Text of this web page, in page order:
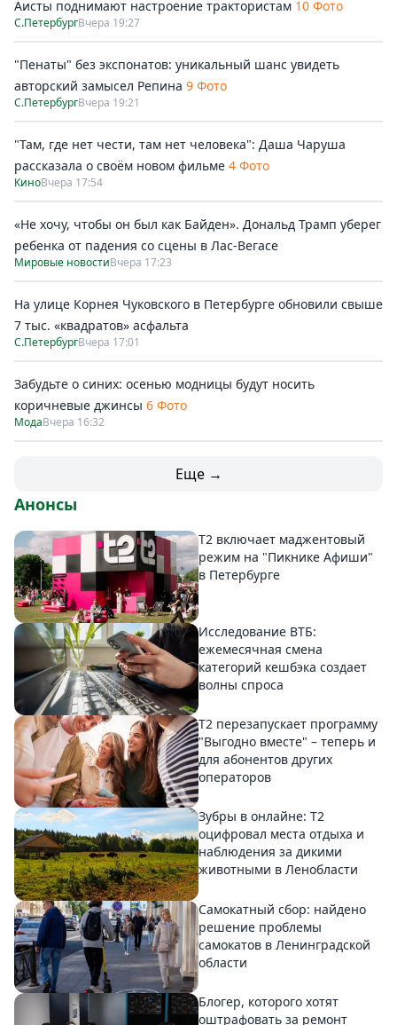
Аисты поднимают настроение трактористам 10 Фото
С.ПетербургВчера 19:27
"Пенаты" без экспонатов: уникальный шанс увидеть
авторский замысел Репина 9 Фото
С.ПетербургВчера 19:21
"Там, где нет чести, там нет человека": Даша Чаруша
рассказала о своём новом фильме 4 Фото
КиноВчера 17:54
«Не хочу, чтобы он был как Байден». Дональд Трамп уберег
ребенка от падения со сцены в Лас-Вегасе
Мировые новостиВчера 17:23
На улице Корнея Чуковского в Петербурге обновили свыше
7 тыс. «квадратов» асфальта
С.ПетербургВчера 17:01
Забудьте о синих: осенью модницы будут носить
коричневые джинсы 6 Фото
МодаВчера 16:32
Еще →
Анонсы
Т2 включает маджентовый
режим на "Пикнике Афиши"
в Петербурге
Исследование ВТБ:
ежемесячная смена
категорий кешбэка создает
волны спроса
Т2 перезапускает программу
"Выгодно вместе" – теперь и
для абонентов других
операторов
Зубры в онлайне: Т2
оцифровал места отдыха и
наблюдения за дикими
животными в Ленобласти
Самокатный сбор: найдено
решение проблемы
самокатов в Ленинградской
области
Блогер, которого хотят
оштрафовать за ремонт